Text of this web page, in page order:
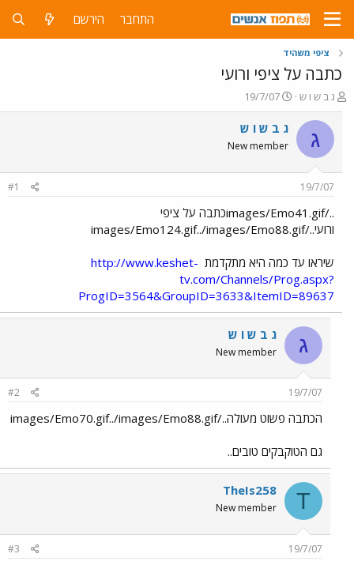
התחבר הירשם
ציפי משהיד
כתבה על ציפי ורועי
פ
ו
ת
ח
ה
ש
ג ב ש ו ש
פ
ו
ר
ם
ר
י
ך
19/7/07
ג ג ב ש ו ש
New member
19/7/07
#1
../images/Emo41.gifכתבה על ציפי
ורועי../images/Emo124.gif../images/Emo88.gif
שיראו עד כמה היא מתקדמת http://www.keshet-
tv.com/Channels/Prog.aspx?
ProgID=3564&GroupID=3633&ItemID=89637
ג ג ב ש ו ש
New member
19/7/07
#2
הכתבה פשוט מעולה../images/Emo70.gif../images/Emo88.gif
גם הטוקבקים טובים..
T
TheIs258
New member
19/7/07
#3